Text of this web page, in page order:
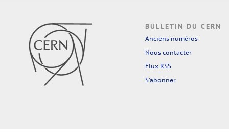
BULLETIN DU CERN
Anciens numéros
Nous contacter
Flux RSS
S'abonner